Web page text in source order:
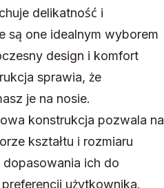
delikatność i
są one idealnym wyborem
design i komfort
sprawia, że
je na nosie.
konstrukcja pozwala na
kształtu i rozmiaru
dopasowania ich do
użytkownika.